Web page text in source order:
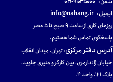
ایمیل: info@nahang.ir
روزهای کاری از ساعت ۹ صبح تا ۵ عصر
پاسخگوی تماس شما هستیم.
آدرس دفتر مرکزی:تهران، میدان انقلاب
خیابان ژاندارمری، بین کارگر و منیری جاوید،
پلاک 121، واحد ۴.